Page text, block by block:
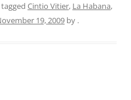
Cintio Vitier, La Habana,
19, 2009 by .